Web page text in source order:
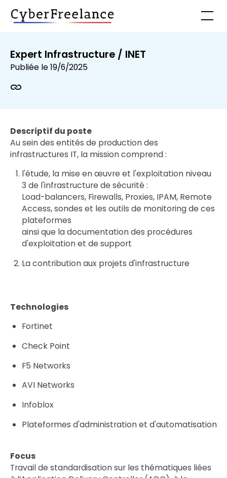
Expert Infrastructure / INET
Publiée le19/6/2025
Descriptif du poste
Au sein des entités de production des
infrastructures IT, la mission comprend :
l'étude, la mise en œuvre et l'exploitation niveau
3 de l'infrastructure de sécurité :
Load-balancers, Firewalls, Proxies, IPAM, Remote
Access, sondes et les outils de monitoring de ces
plateformes
ainsi que la documentation des procédures
d'exploitation et de support
La contribution aux projets d'infrastructure
Technologies
Fortinet
Check Point
F5 Networks
AVI Networks
Infoblox
Plateformes d'administration et d'automatisation
Focus
Travail de standardisation sur les thématiques liées